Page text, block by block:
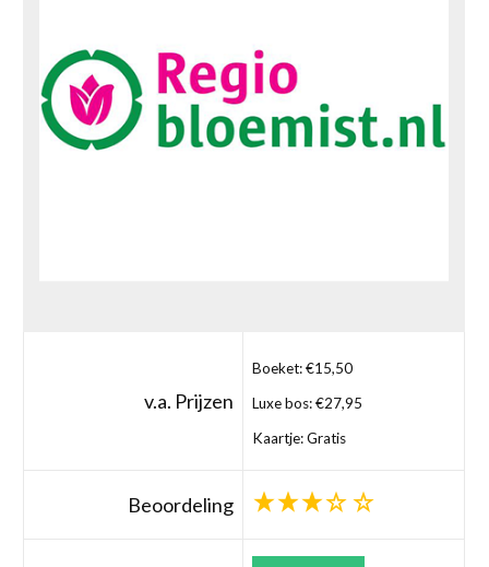
v.a. Prijzen
Boeket: €15,50
Luxe bos: €27,95
Kaartje: Gratis
Beoordeling